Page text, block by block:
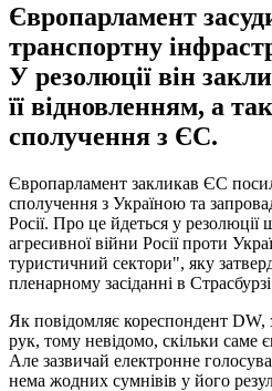
Європарламент
транспортну
У резолюції він
її відновленням, а
сполучення з ЄС.
Європарламент закликав ЄС
сполучення з Україною та
Росії. Про це йдеться у
агресивної війни Росії проти
туристичний сектори", яку
пленарному засіданні в
Як повідомляє кореспондент DW,
рук, тому невідомо, скільки саме
Але зазвичай електронне
нема жодних сумнівів у його